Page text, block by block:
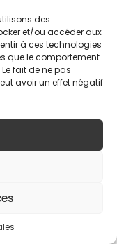
des
et/ou accéder aux
à ces technologies
que le comportement
fait de ne pas
avoir un effet négatif